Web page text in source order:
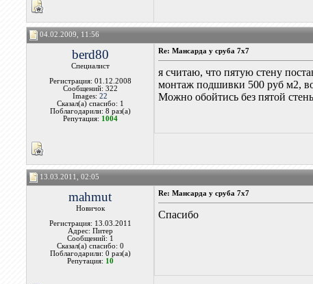
04.02.2009, 11:56
berd80
Специалист
Регистрация: 01.12.2008
Сообщений: 322
Images:22
Сказал(а) спасибо: 1
Поблагодарили: 8 раз(а)
Репутация: 1004
Re: Мансарда у сруба 7х7
я считаю, что пятую стену
монтаж подшивки 500 руб м2,
Можно обойтись без пятой
13.03.2011, 02:05
mahmut
Новичок
Регистрация: 13.03.2011
Адрес: Питер
Сообщений: 1
Сказал(а) спасибо: 0
Поблагодарили: 0 раз(а)
Репутация: 10
Re: Мансарда у сруба 7х7
Спасибо